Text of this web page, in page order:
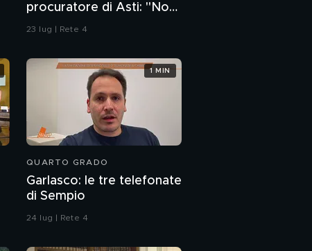
procuratore di Asti: "Non
è stata legittima difesa"
23 lug | Rete 4
QUARTO GRADO
Garlasco: le tre telefonate
di Sempio
24 lug | Rete 4
1 MIN